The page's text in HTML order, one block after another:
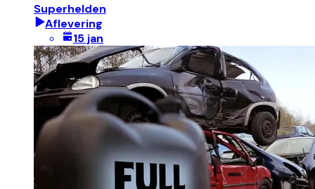
Superhelden
Aflevering
15 jan